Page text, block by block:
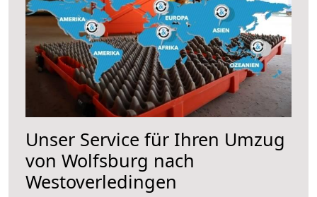
Unser Service für Ihren Umzug
von Wolfsburg nach
Westoverledingen